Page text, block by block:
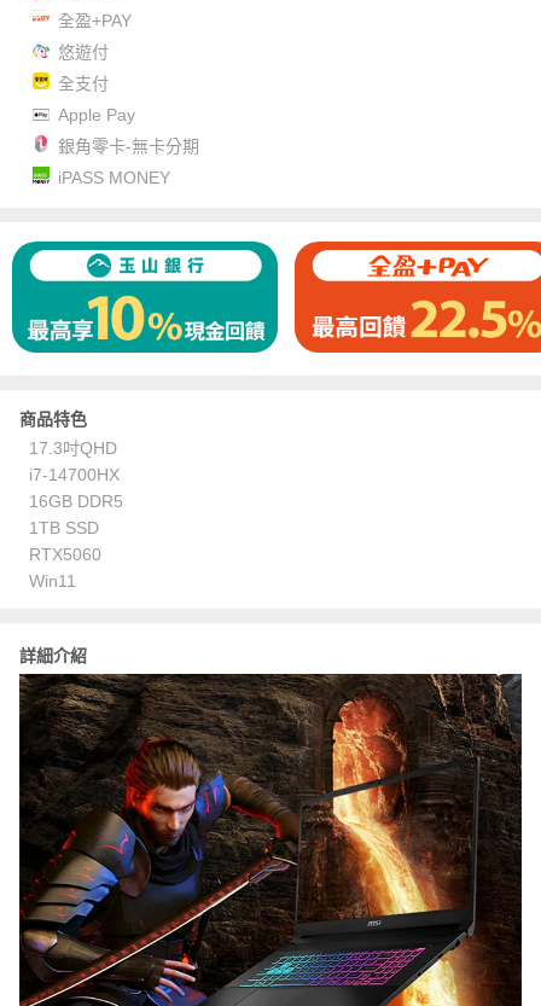
全盈+PAY
悠遊付
全支付
Apple Pay
銀角零卡-無卡分期
iPASS MONEY
商品特色
17.3吋QHD
i7-14700HX
16GB DDR5
1TB SSD
RTX5060
Win11
詳細介紹